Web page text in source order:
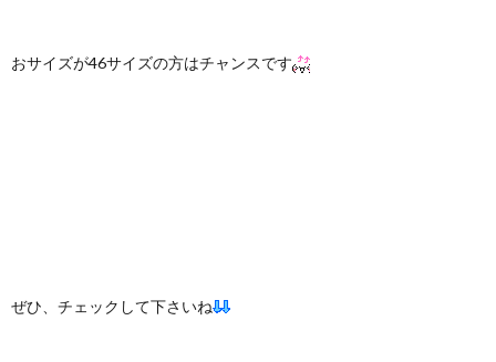
おサイズが46サイズの方はチャンスです
ぜひ、チェックして下さいね